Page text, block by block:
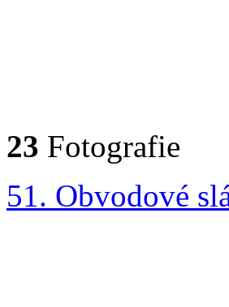
23 Fotografie
51. Obvodové